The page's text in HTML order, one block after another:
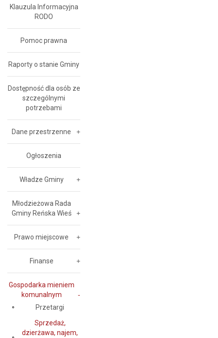
Klauzula Informacyjna
RODO
Pomoc prawna
Raporty o stanie Gminy
Dostępność dla osób ze
szczególnymi
potrzebami
Dane przestrzenne
Ogłoszenia
Władze Gminy
Młodzieżowa Rada
Gminy Reńska Wieś
Prawo miejscowe
Finanse
Gospodarka mieniem
komunalnym
Przetargi
Sprzedaż,
dzierżawa, najem,